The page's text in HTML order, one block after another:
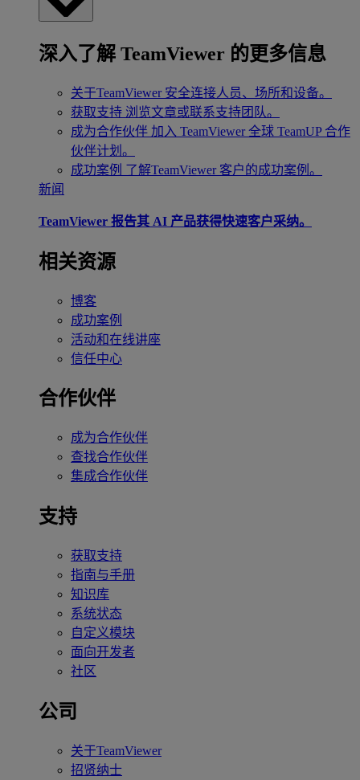
深入了解 TeamViewer 的更多信息
关于TeamViewer 安全连接人员、场所和设备。
获取支持 浏览文章或联系支持团队。
成为合作伙伴 加入 TeamViewer 全球 TeamUP 合作
伙伴计划。
成功案例 了解TeamViewer 客户的成功案例。
新闻
TeamViewer 报告其 AI 产品获得快速客户采纳。
相关资源
博客
成功案例
活动和在线讲座
信任中心
合作伙伴
成为合作伙伴
查找合作伙伴
集成合作伙伴
支持
获取支持
指南与手册
知识库
系统状态
自定义模块
面向开发者
社区
公司
关于TeamViewer
招贤纳士